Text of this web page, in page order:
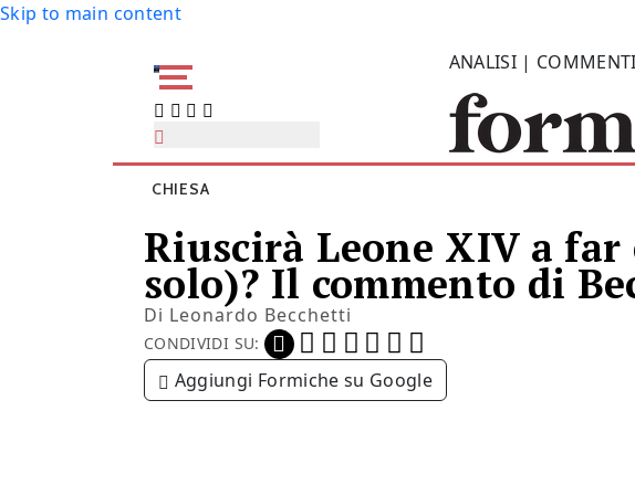
Skip to main content
ANALISI |
CHIESA
Riuscirà Leone XIV a far
solo)? Il commento di
Di Leonardo Becchetti
CONDIVIDI SU:
Aggiungi Formiche su Google